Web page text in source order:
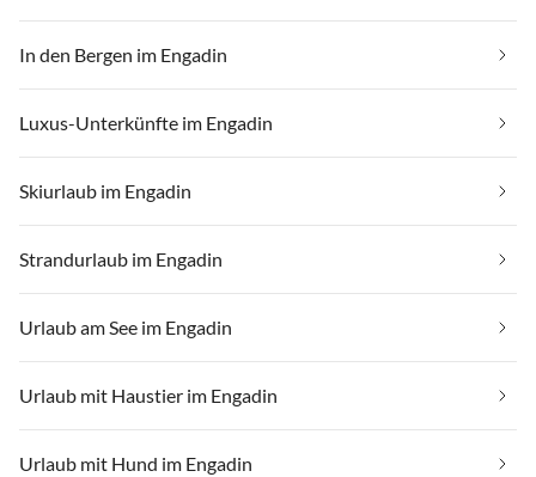
In den Bergen im Engadin
Luxus-Unterkünfte im Engadin
Skiurlaub im Engadin
Strandurlaub im Engadin
Urlaub am See im Engadin
Urlaub mit Haustier im Engadin
Urlaub mit Hund im Engadin